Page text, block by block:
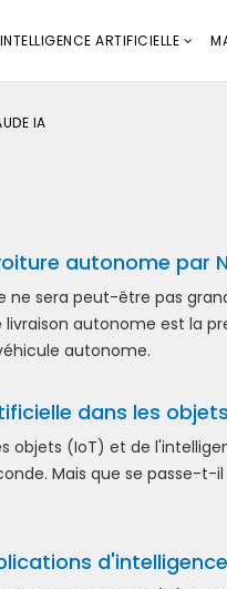
INTELLIGENCE ARTIFICIELLE
IA
autonome par
sera peut-être pas
autonome est la
autonome.
dans les
objets (IoT) et de
Mais que se passe-t-